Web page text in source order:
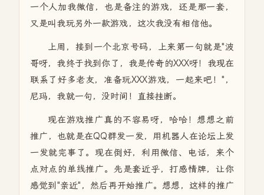
一个人加我微信，也是备注的游戏，还是那一套，
又是叫我玩另外一款游戏，这次我没有相信他。
上周，接到一个北京号码，上来第一句就是"波
哥呀，我终于找到你了，我是传奇的XXX呀！我现在
联系了好多老友，准备玩XXX游戏，一起来吧！"，
尼玛，我就一句，没时间！直接挂断。
现在游戏推广真的不容易呀，哈哈！想想之前
推广，也就是在QQ群发一发，用机器人在论坛上发
一发就完事了。现在倒好，利用微信、电话，来个
点对点的单线推广。先是套近乎，打感情牌，让你
感觉到"亲近"，然后再开始推广。想想，这样的推广